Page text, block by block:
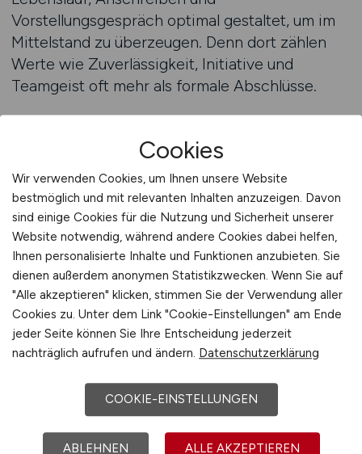
Vorstellungsgespräch optimal gestaltet, um im
Mittelstand zu überzeugen. Denn dort zählen
Werte wie Zuverlässigkeit, Initiative und
Teamgeist oft mehr als formale Abschlüsse.
Bewerbungsprozess?
Mittelständische Unternehmen suchen
Menschen, nicht Profile. Sie möchten Bewerber
kennenlernen, die zum Unternehmen passen
und bereit sind, mit anzupacken. Deshalb sind
Bewerbungsunterlagen im Mittelstand meist
kürzer, aber prägnanter. Statt langer
Selbstbeschreibungen überzeugen klare
Aussagen und praktische Beispiele. Wer im
Anschreiben erläutert, was er in früheren
Auch Vorstellungsgespräche verlaufen häufig
persönlicher. Statt standardisierter Fragen
Cookies
Wir verwenden Cookies, um Ihnen unsere Website
bestmöglich und mit relevanten Inhalten anzuzeigen. Davon
sind einige Cookies für die Nutzung und Sicherheit unserer
Website notwendig, während andere Cookies dabei helfen,
Ihnen personalisierte Inhalte und Funktionen anzubieten. Sie
dienen außerdem anonymen Statistikzwecken. Wenn Sie auf
"Alle akzeptieren" klicken, stimmen Sie der Verwendung aller
Cookies zu. Unter dem Link "Cookie-Einstellungen" am Ende
jeder Seite können Sie Ihre Entscheidung jederzeit
nachträglich aufrufen und ändern. Datenschutzerklärung
COOKIE-EINSTELLUNGEN
ABLEHNEN ALLE AKZEPTIEREN